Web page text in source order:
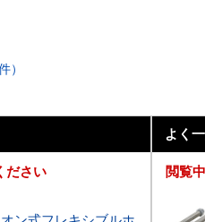
）
ださい
よく
閲覧